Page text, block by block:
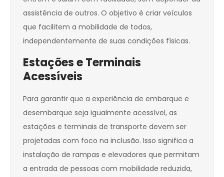
assistência de outros. O objetivo é criar veículos
que facilitem a mobilidade de todos,
independentemente de suas condições físicas.
Estações e Terminais
Acessíveis
Para garantir que a experiência de embarque e
desembarque seja igualmente acessível, as
estações e terminais de transporte devem ser
projetadas com foco na inclusão. Isso significa a
instalação de rampas e elevadores que permitam
a entrada de pessoas com mobilidade reduzida,